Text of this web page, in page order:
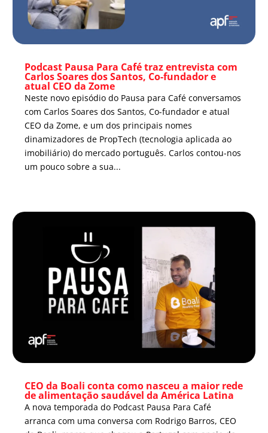
Podcast Pausa Para Café traz entrevista com
Carlos Soares dos Santos, Co-fundador e
atual CEO da Zome
Neste novo episódio do Pausa para Café conversamos
com Carlos Soares dos Santos, Co-fundador e atual
CEO da Zome, e um dos principais nomes
dinamizadores de PropTech (tecnologia aplicada ao
imobiliário) do mercado português. Carlos contou-nos
um pouco sobre a sua...
CEO da Boali conta como nasceu a maior rede
de alimentação saudável da América Latina
A nova temporada do Podcast Pausa Para Café
arranca com uma conversa com Rodrigo Barros, CEO